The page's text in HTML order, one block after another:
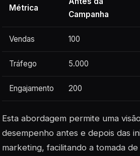
Métrica
Campanha
Vendas 100
Tráfego 5.000
Engajamento 200
Esta abordagem permite uma
desempenho antes e depois das
marketing, facilitando a tomada